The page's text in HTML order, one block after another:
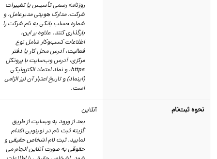
روزنامه رسمی تأسیس یا تغییرات
شرکت، مدارک هویتی مدیرعامل، و
شماره حساب بانکی به نام شرکت را
بارگذاری کنند. علاوه بر این،
اطلاعات کسب‌وکار شامل نوع
فعالیت، آدرس محل کار یا دفتر
مرکزی، آدرس وب‌سایت با پروتکل
https، و نماد اعتماد الکترونیکی
(اینماد) و تاریخ اعتبار آن نیز الزامی
است.
نحوه ثبت‌نام آنلاین
بعد از ورود به وبسایت از طریق
گزینه ثبت نام در نوینوپی اقدام
نمایید. ثبت نام اشخاص حقیقی و
حقوقی به صورت آنلاین انجام می